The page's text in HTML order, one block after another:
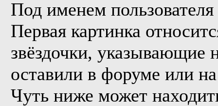
Под именем
Первая картинка
звёздочки, указывающие
оставили в форуме или
Чуть ниже может